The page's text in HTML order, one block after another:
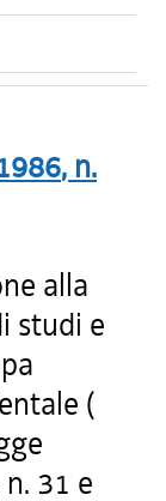
, n.
alla
studi e
(
31 e